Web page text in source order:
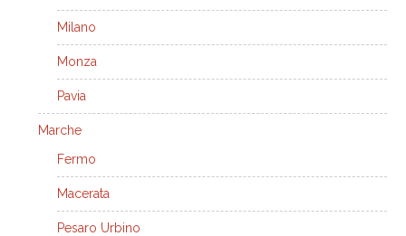
Milano
Monza
Pavia
Marche
Fermo
Macerata
Pesaro Urbino